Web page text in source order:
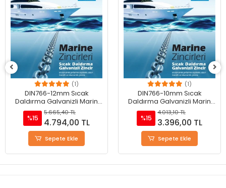
(1)
DIN766-10mm Sıcak
Daldırma Galvanizli Marin
Zinciri
%15
4.013,10 TL
3.396,00 TL
Sepete Ekle
(1)
DIN766-6mm Sıcak
Daldırma Galvanizli Marin
Zinciri
%15
1.433,90 TL
1.213,00 TL
Sepete Ekle